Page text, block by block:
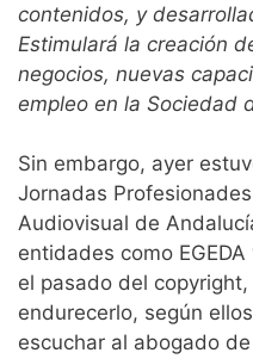
contenidos, y
Estimulará la creación
negocios, nuevas
empleo en la Sociedad
Sin embargo, ayer
Jornadas
Audiovisual de
entidades como
el pasado del
endurecerlo, según
escuchar al abogado de